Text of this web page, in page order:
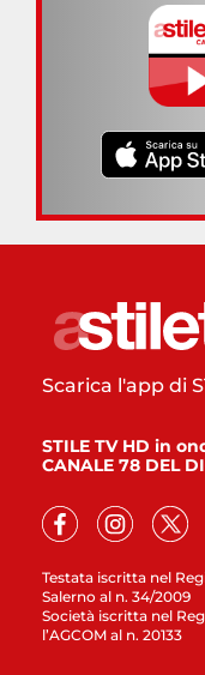
Testata iscritta nel
Salerno al n. 34/2009
Società iscritta nel
l’AGCOM al n. 20133
Scarica l'app di
STILE TV HD in
CANALE 78 DEL